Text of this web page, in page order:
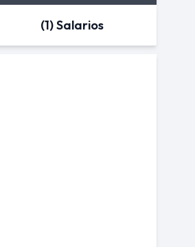
(1) Salarios